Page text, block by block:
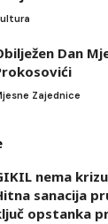
Dan
Zajednice
nema
sanacija
opstanka